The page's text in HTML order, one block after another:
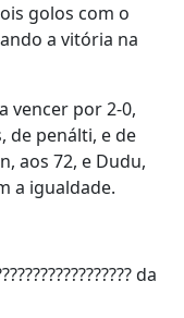
golos com o
a vitória na
vencer por 2-0,
de penálti, e de
aos 72, e Dudu,
a igualdade.
da